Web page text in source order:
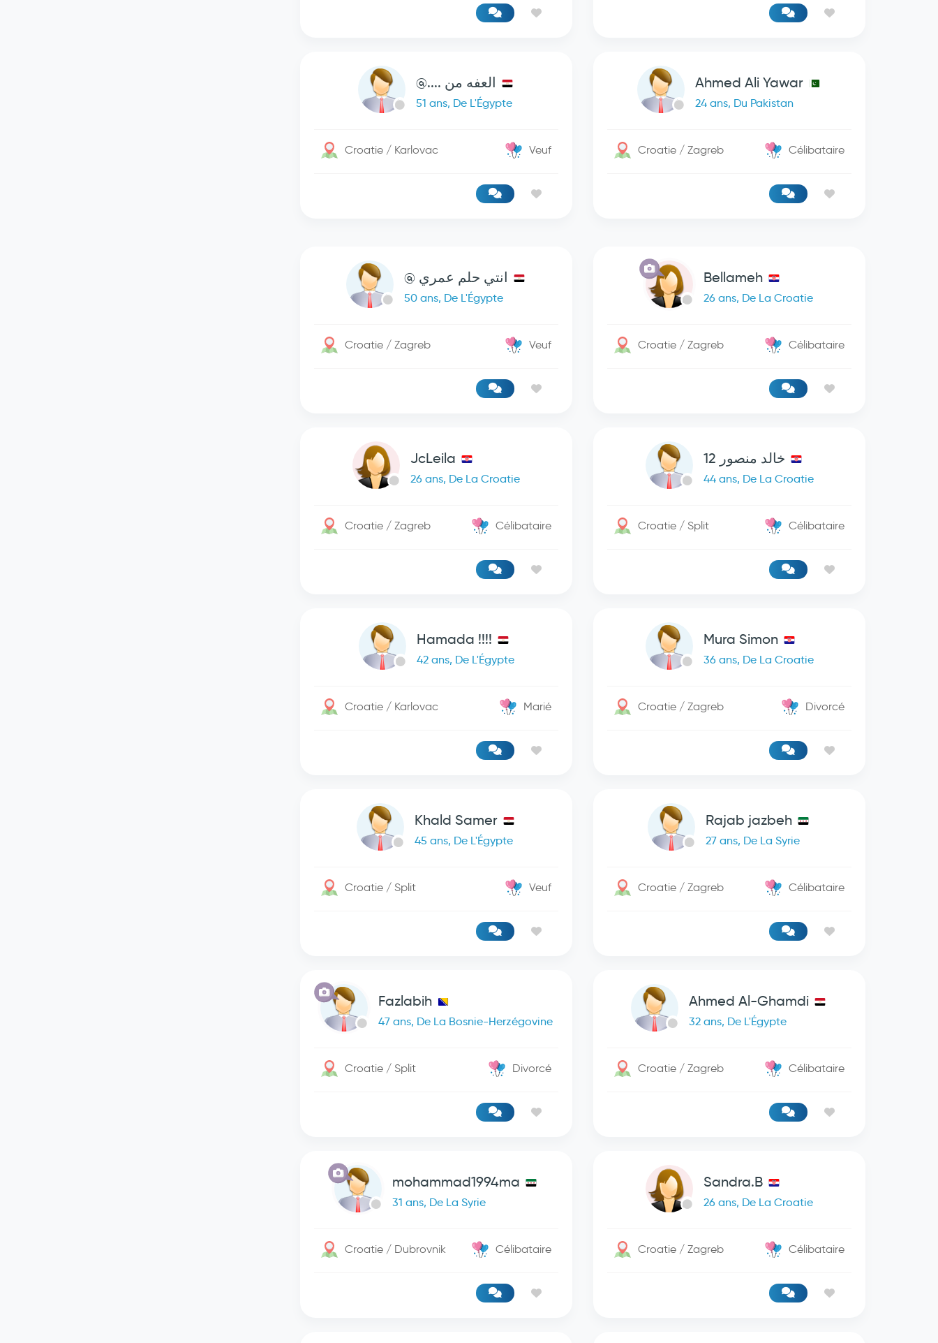
العفه من ....@
51 ans, De L'Égypte
Croatie / Karlovac Veuf
Ahmed Ali Yawar
24 ans, Du Pakistan
Croatie / Zagreb Célibataire
انتي حلم عمري @
50 ans, De L'Égypte
Croatie / Zagreb Veuf
Bellameh
26 ans, De La Croatie
Croatie / Zagreb Célibataire
JcLeila
26 ans, De La Croatie
Croatie / Zagreb Célibataire
خالد منصور 12
44 ans, De La Croatie
Croatie / Split Célibataire
Hamada !!!!
42 ans, De L'Égypte
Croatie / Karlovac Marié
Mura Simon
36 ans, De La Croatie
Croatie / Zagreb Divorcé
Khald Samer
45 ans, De L'Égypte
Croatie / Split Veuf
Rajab jazbeh
27 ans, De La Syrie
Croatie / Zagreb Célibataire
Fazlabih
47 ans, De La Bosnie-Herzégovine
Croatie / Split Divorcé
Ahmed Al-Ghamdi
32 ans, De L'Égypte
Croatie / Zagreb Célibataire
mohammad1994ma
31 ans, De La Syrie
Croatie / Dubrovnik Célibataire
Sandra.B
26 ans, De La Croatie
Croatie / Zagreb Célibataire